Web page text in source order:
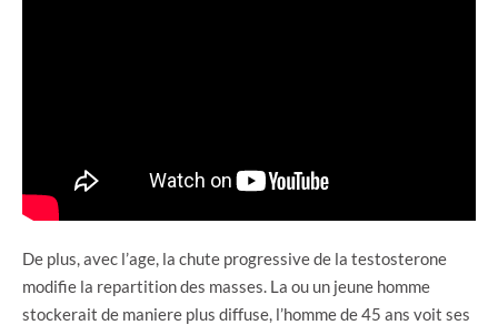
De plus, avec l’age, la chute progressive de la testosterone
modifie la repartition des masses. La ou un jeune homme
stockerait de maniere plus diffuse, l’homme de 45 ans voit ses